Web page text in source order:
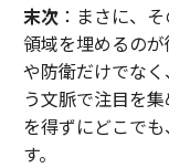
末次：まさに、
領域を埋めるの
や防衛だけでな
う文脈で注目を
を得ずにどこで
す。